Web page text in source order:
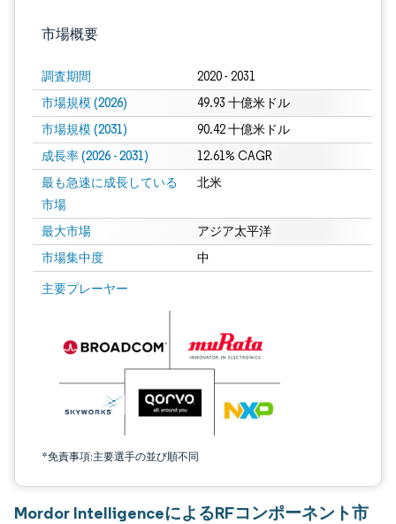
市場概要
調査期間 2020 - 2031
市場規模 (2026) 49.93 十億米ドル
市場規模 (2031) 90.42 十億米ドル
成長率 (2026 - 2031) 12.61% CAGR
最も急速に成長している
市場
北米
最大市場 アジア太平洋
市場集中度 中
主要プレーヤー
*免責事項:主要選手の並び順不同
画像 © Mordor Intelligence。再利用にはCC BY 4.0の表示が必要です。
Mordor IntelligenceによるRFコンポーネント市